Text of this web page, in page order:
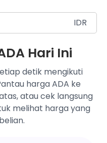
IDR
Hari Ini
detik mengikuti
harga ADA ke
atau cek langsung
melihat harga yang